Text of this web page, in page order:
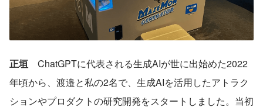
正垣 ChatGPTに代表される生成AIが世に出始めた2022
年頃から、渡邉と私の2名で、生成AIを活用したアトラク
ションやプロダクトの研究開発をスタートしました。当初